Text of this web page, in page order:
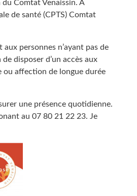
Comtat Venaissin. A
de santé (CPTS) Comtat
personnes n’ayant pas de
disposer d’un accès aux
ou affection de longue durée
une présence quotidienne.
au 07 80 21 22 23. Je